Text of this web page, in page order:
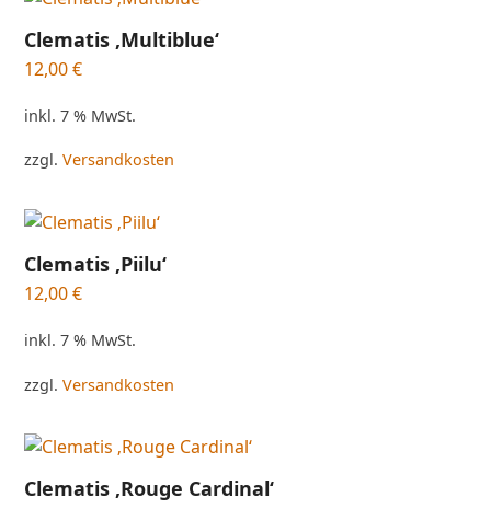
Clematis ‚Multiblue‘
12,00€
inkl. 7 % MwSt.
zzgl.Versandkosten
Clematis ‚Piilu‘
12,00€
inkl. 7 % MwSt.
zzgl.Versandkosten
Clematis ‚Rouge Cardinal‘